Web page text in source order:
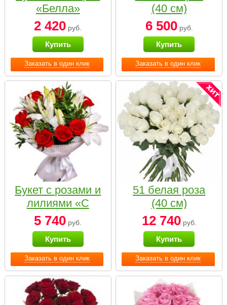
Заказать в один клик
«Белла»
2 420 руб.
Купить
Заказать в один клик
(40 см)
6 500руб.
Купить
Заказать в один клик
Букет с розами и
лилиями «С
наилучшими
пожеланиями»
5 740 руб.
Купить
Заказать в один клик
51 белая роза
(40 см)
12 740руб.
Купить